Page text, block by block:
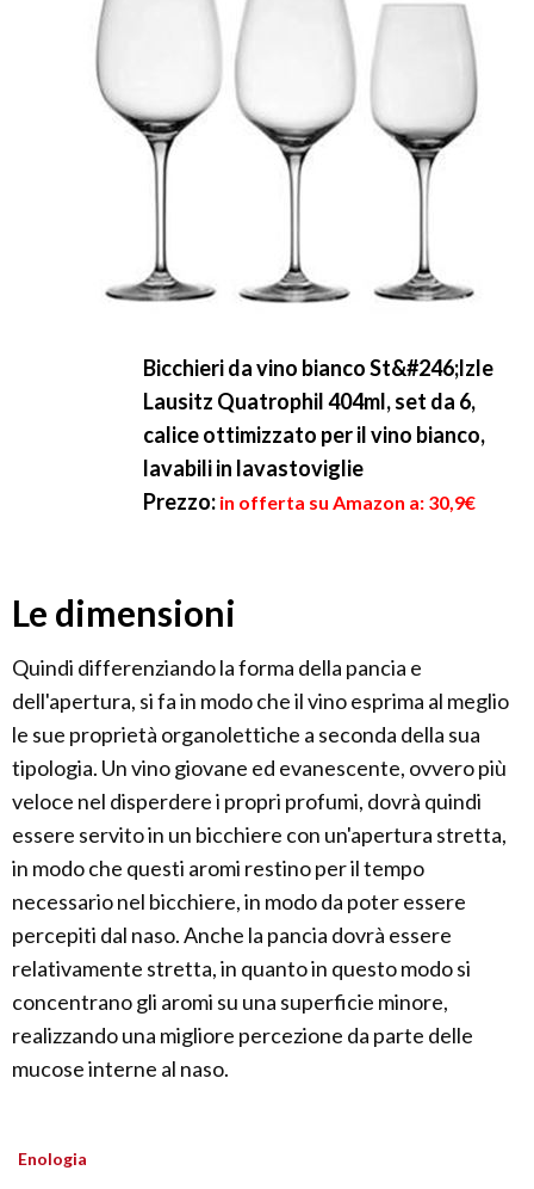
Bicchieri da vino bianco St&#246;lzle
Lausitz Quatrophil 404ml, set da 6,
calice ottimizzato per il vino bianco,
lavabili in lavastoviglie
Prezzo: in offerta su Amazon a: 30,9€
Le dimensioni
Quindi differenziando la forma della pancia e
dell'apertura, si fa in modo che il vino esprima al meglio
le sue proprietà organolettiche a seconda della sua
tipologia. Un vino giovane ed evanescente, ovvero più
veloce nel disperdere i propri profumi, dovrà quindi
essere servito in un bicchiere con un'apertura stretta,
in modo che questi aromi restino per il tempo
necessario nel bicchiere, in modo da poter essere
percepiti dal naso. Anche la pancia dovrà essere
relativamente stretta, in quanto in questo modo si
concentrano gli aromi su una superficie minore,
realizzando una migliore percezione da parte delle
mucose interne al naso.
Enologia